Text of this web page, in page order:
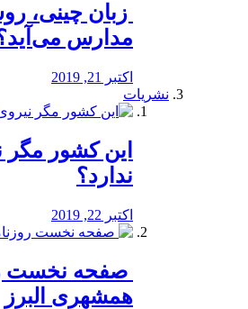
زبان چینی،
مدارس
اکتبر 21, 2019
نشریات
این کشور مگر
ندارد؟
اکتبر 22, 2019
صفحه نخست
همشهری البرز